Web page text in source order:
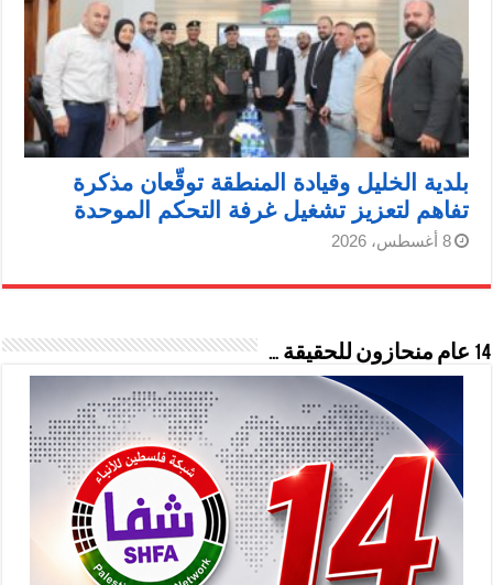
بلدية الخليل وقيادة المنطقة توقّعان مذكرة
تفاهم لتعزيز تشغيل غرفة التحكم الموحدة
8 أغسطس، 2026
14 عام منحازون للحقيقة …